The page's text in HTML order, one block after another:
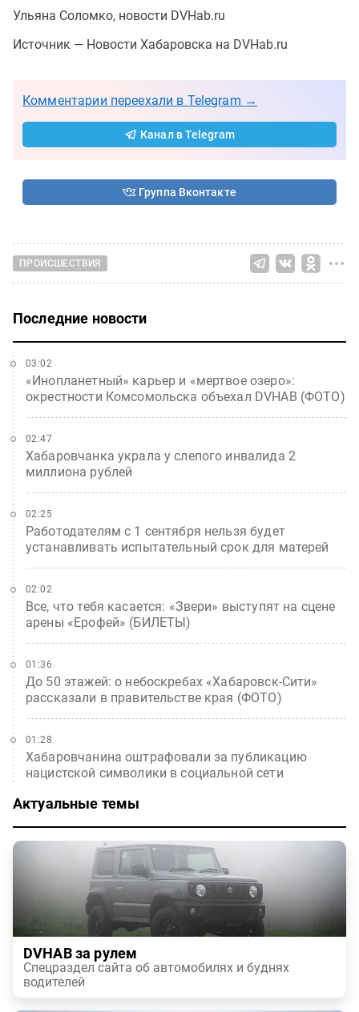
Ульяна Соломко, новости DVHab.ru
Источник — Новости Хабаровска на DVHab.ru
Комментарии переехали в Telegram →
Канал в Telegram
Группа Вконтакте
ПРОИСШЕСТВИЯ
Последние новости
«Инопланетный» карьер и «мертвое озеро»:
окрестности Комсомольска объехал DVHAB (ФОТО)
03:02
Хабаровчанка украла у слепого инвалида 2
миллиона рублей
02:47
Работодателям с 1 сентября нельзя будет
устанавливать испытательный срок для матерей
02:25
Все, что тебя касается: «Звери» выступят на сцене
арены «Ерофей» (БИЛЕТЫ)
02:02
До 50 этажей: о небоскребах «Хабаровск-Сити»
рассказали в правительстве края (ФОТО)
01:36
Хабаровчанина оштрафовали за публикацию
нацистской символики в социальной сети
01:28
Актуальные темы
DVHAB за рулем
Спецраздел сайта об автомобилях и буднях
водителей